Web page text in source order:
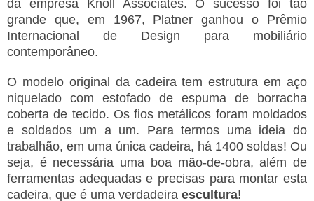
da empresa Knoll Associates. O sucesso foi tão
grande que, em 1967, Platner ganhou o Prêmio
Internacional de Design para mobiliário
contemporâneo.
O modelo original da cadeira tem estrutura em aço
niquelado com estofado de espuma de borracha
coberta de tecido. Os fios metálicos foram moldados
e soldados um a um. Para termos uma ideia do
trabalhão, em uma única cadeira, há 1400 soldas! Ou
seja, é necessária uma boa mão-de-obra, além de
ferramentas adequadas e precisas para montar esta
cadeira, que é uma verdadeira escultura!